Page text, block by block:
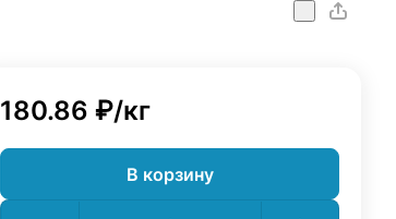
180.86 ₽/кг
В корзину